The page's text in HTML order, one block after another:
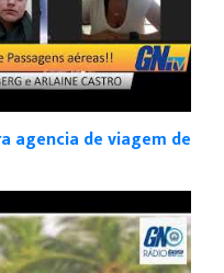
agencia de viagem de